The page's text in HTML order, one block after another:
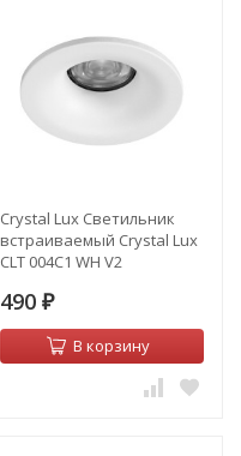
Crystal Lux Светильник
встраиваемый Crystal Lux
CLT 004C1 WH V2
490 ₽
В корзину